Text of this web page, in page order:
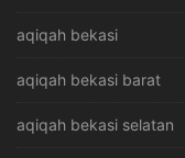
aqiqah bekasi
aqiqah bekasi barat
aqiqah bekasi selatan